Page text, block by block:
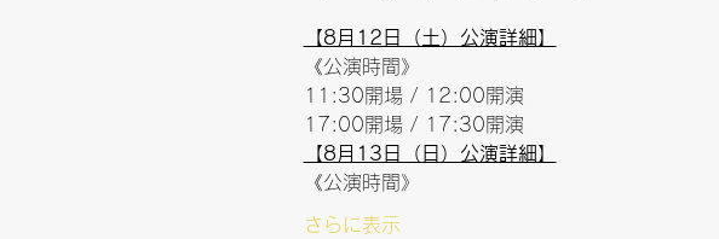
【8月12日（土）公演詳細】
《公演時間》
11:30開場 / 12:00開演
17:00開場 / 17:30開演
【8月13日（日）公演詳細】
《公演時間》
さらに表示